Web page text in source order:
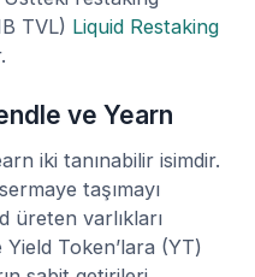
TVL) Liquid Restaking
ve Yearn
iki tanınabilir isimdir.
taşımayı
üreten varlıkları
Token’lara (YT)